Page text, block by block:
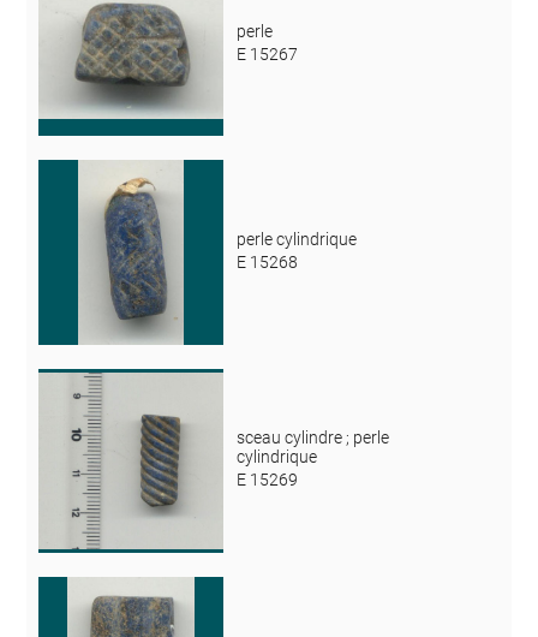
perle
E 15267
perle cylindrique
E 15268
sceau cylindre ; perle
cylindrique
E 15269